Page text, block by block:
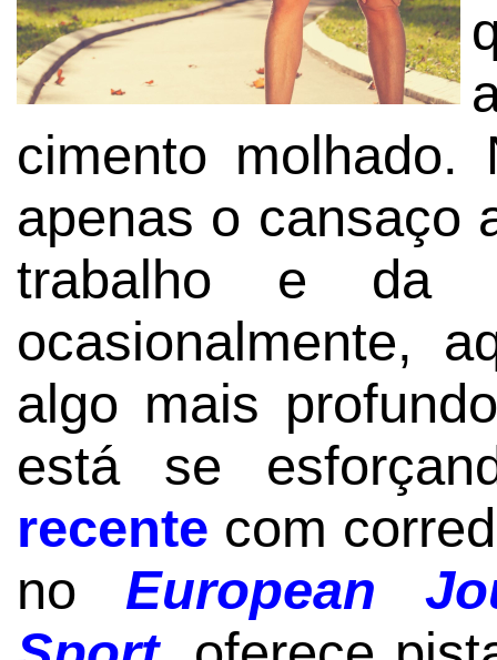
cimento
apenas o cansaço
trabalho e da
ocasionalmente,
algo mais
está se
recente com
no European